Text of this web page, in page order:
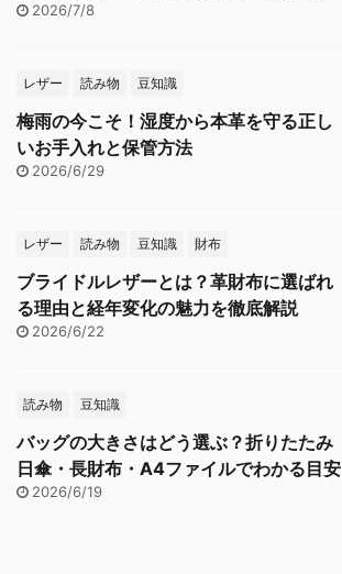
2026/7/8
レザー 読み物 豆知識
梅雨の今こそ！湿度から本革を守る正し
いお手入れと保管方法
2026/6/29
レザー 読み物 豆知識 財布
ブライドルレザーとは？革財布に選ばれ
る理由と経年変化の魅力を徹底解説
2026/6/22
読み物 豆知識
バッグの大きさはどう選ぶ？折りたたみ
日傘・長財布・A4ファイルでわかる目安
2026/6/19